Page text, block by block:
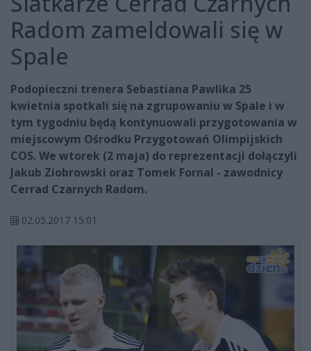
Radom zameldowali się w
Spale
Podopieczni trenera Sebastiana Pawlika 25
kwietnia spotkali się na zgrupowaniu w Spale i w
tym tygodniu będą kontynuowali przygotowania w
miejscowym Ośrodku Przygotowań Olimpijskich
COS. We wtorek (2 maja) do reprezentacji dołączyli
Jakub Ziobrowski oraz Tomek Fornal - zawodnicy
Cerrad Czarnych Radom.
02.05.2017 15:01